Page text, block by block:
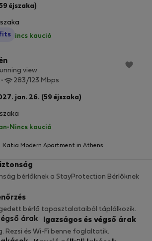
éjszaka)
·Nincs kaució
view
283/123 Mbps
jan. 26. (59 éjszaka)
· Nincs kaució
Katia Modern Apartment in Athens
bérlőknek a StayProtection Bérlőknek
bérlő tapasztalataiból táplálkozik.
Igazságos és végső árak
Rezsi és Wi-Fi benne foglaltatik.